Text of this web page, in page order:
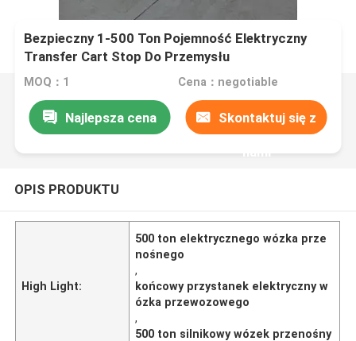
Bezpieczny 1-500 Ton Pojemność Elektryczny
Transfer Cart Stop Do Przemysłu
MOQ：1 Cena：negotiable
Najlepsza cena Skontaktuj się z
nami
OPIS PRODUKTU
High Light:
500 ton elektrycznego wózka prze
nośnego
,
końcowy przystanek elektryczny w
ózka przewozowego
,
500 ton silnikowy wózek przenośny